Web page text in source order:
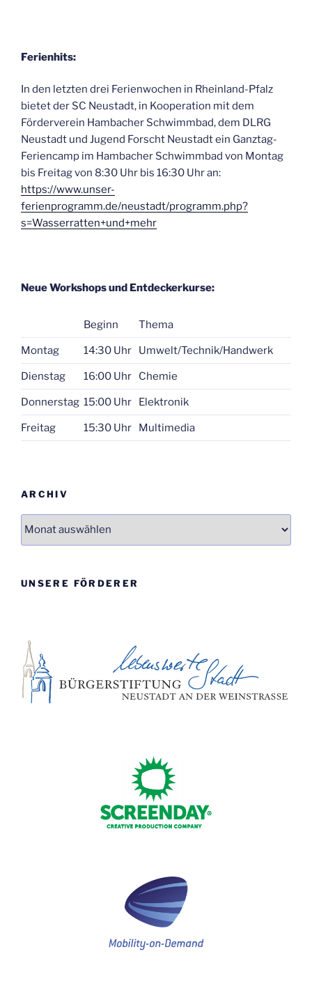
Ferienhits:
In den letzten drei Ferienwochen in Rheinland-Pfalz
bietet der SC Neustadt, in Kooperation mit dem
Förderverein Hambacher Schwimmbad, dem DLRG
Neustadt und Jugend Forscht Neustadt ein Ganztag-
Feriencamp im Hambacher Schwimmbad von Montag
bis Freitag von 8:30 Uhr bis 16:30 Uhr an:
https://www.unser-
ferienprogramm.de/neustadt/programm.php?
s=Wasserratten+und+mehr
Neue Workshops und Entdeckerkurse:
Beginn Thema
Montag 14:30 Uhr Umwelt/Technik/Handwerk
Dienstag 16:00 Uhr Chemie
Donnerstag 15:00 Uhr Elektronik
Freitag 15:30 Uhr Multimedia
ARCHIV
Archiv
UNSERE FÖRDERER